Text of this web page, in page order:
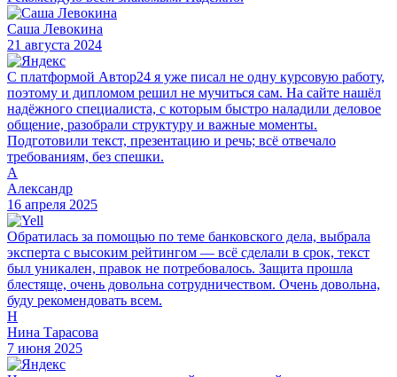
Саша Левокина
21 августа 2024
С платформой Автор24 я уже писал не одну курсовую работу,
поэтому и дипломом решил не мучиться сам. На сайте нашёл
надёжного специалиста, с которым быстро наладили деловое
общение, разобрали структуру и важные моменты.
Подготовили текст, презентацию и речь; всё отвечало
требованиям, без спешки.
А
Александр
16 апреля 2025
Обратилась за помощью по теме банковского дела, выбрала
эксперта с высоким рейтингом — всё сделали в срок, текст
был уникален, правок не потребовалось. Защита прошла
блестяще, очень довольна сотрудничеством. Очень довольна,
буду рекомендовать всем.
Н
Нина Тарасова
7 июня 2025